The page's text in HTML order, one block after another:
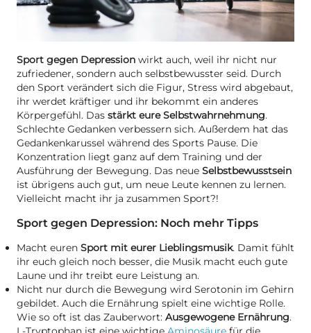
Sport gegen Depression wirkt auch, weil ihr nicht nur
zufriedener, sondern auch selbstbewusster seid. Durch
den Sport verändert sich die Figur, Stress wird abgebaut,
ihr werdet kräftiger und ihr bekommt ein anderes
Körpergefühl. Das stärkt eure Selbstwahrnehmung.
Schlechte Gedanken verbessern sich. Außerdem hat das
Gedankenkarussel während des Sports Pause. Die
Konzentration liegt ganz auf dem Training und der
Ausführung der Bewegung. Das neue Selbstbewusstsein
ist übrigens auch gut, um neue Leute kennen zu lernen.
Vielleicht macht ihr ja zusammen Sport?!
Sport gegen Depression: Noch mehr Tipps
Macht euren Sport mit eurer Lieblingsmusik. Damit fühlt
ihr euch gleich noch besser, die Musik macht euch gute
Laune und ihr treibt eure Leistung an.
Nicht nur durch die Bewegung wird Serotonin im Gehirn
gebildet. Auch die Ernährung spielt eine wichtige Rolle.
Wie so oft ist das Zauberwort: Ausgewogene Ernährung.